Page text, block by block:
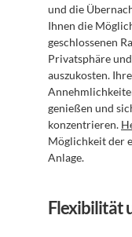
und die
Ihnen die
geschlossenen
Privatsphäre
auszukosten.
genießen und
konzentrieren.
Möglichkeit der
Anlage.
Flexibilität